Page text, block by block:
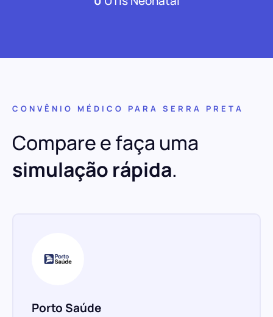
CONVÊNIO MÉDICO PARA SERRA PRETA
Compare e faça uma
simulação rápida.
Porto Saúde